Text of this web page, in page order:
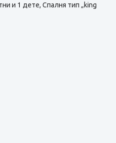
и 1 дете, Спалня тип „king